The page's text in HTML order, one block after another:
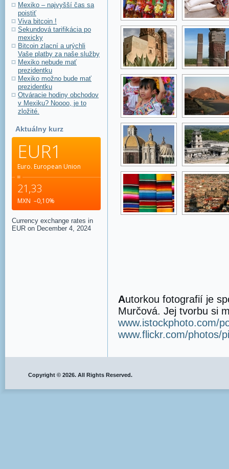
Mexiko – najvyšší čas sa
poistiť
Viva bitcoin !
Sekundová tarifikácia po
mexicky
Bitcoin zlacní a urýchli
Vaše platby za naše služby
Mexiko nebude mať
prezidentku
Mexiko možno bude mať
prezidentku
Otváracie hodiny obchodov
v Mexiku? Noooo, je to
zložité.
Aktuálny kurz
EUR1
Euro. European Union
=
21,33
MXN –0,10%
Currency exchange rates in
EUR on December 4, 2024
Autorkou fotografií je
Murčová. Jej tvorbu si
www.istockphoto.com/
www.flickr.com/photos/
Copyright © 2026. All Rights Reserved.